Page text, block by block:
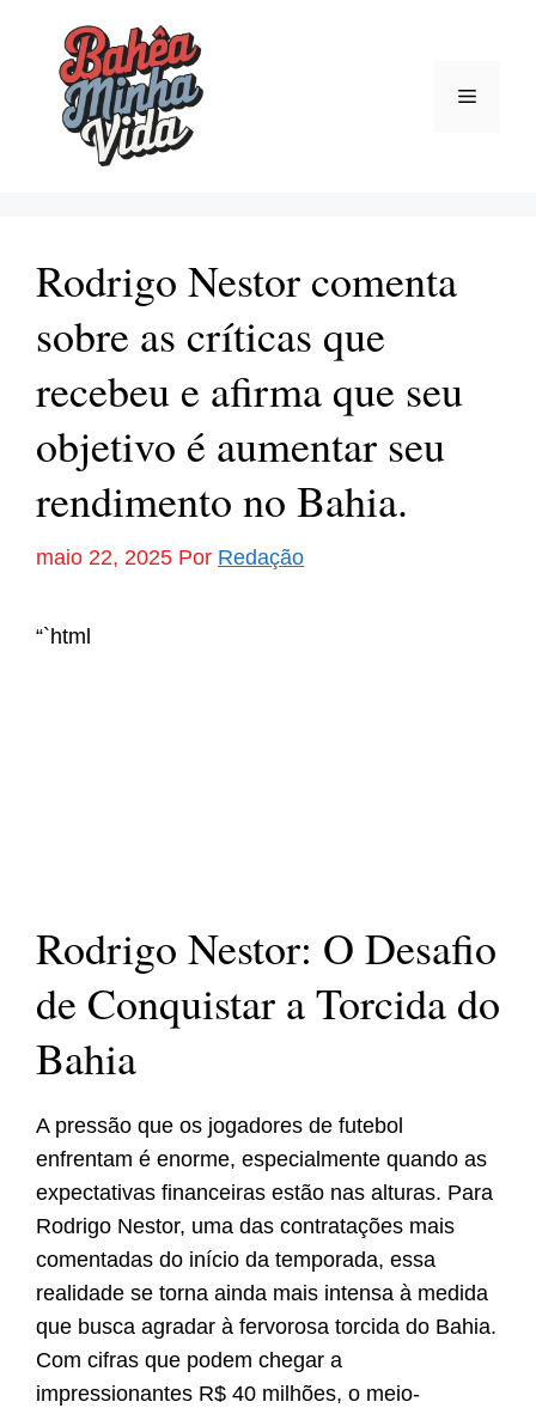
conteúdo
Menu
Rodrigo Nestor comenta
sobre as críticas que
recebeu e afirma que seu
objetivo é aumentar seu
rendimento no Bahia.
maio 22, 2025 Por Redação
“`html
Rodrigo Nestor: O Desafio
de Conquistar a Torcida do
Bahia
A pressão que os jogadores de futebol
enfrentam é enorme, especialmente quando as
expectativas financeiras estão nas alturas. Para
Rodrigo Nestor, uma das contratações mais
comentadas do início da temporada, essa
realidade se torna ainda mais intensa à medida
que busca agradar à fervorosa torcida do Bahia.
Com cifras que podem chegar a
impressionantes R$ 40 milhões, o meio-